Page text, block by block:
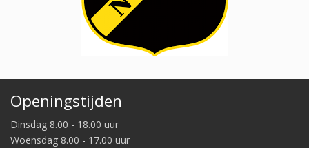
Openingstijden
Dinsdag 8.00 - 18.00 uur
Woensdag 8.00 - 17.00 uur